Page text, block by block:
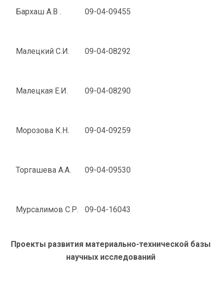
Бархаш А.В . 09-04-09455
Малецкий С.И. 09-04-08292
Малецкая Е.И. 09-04-08290
Морозова К.Н. 09-04-09259
Торгашева А.А. 09-04-09530
Мурсалимов С.Р. 09-04-16043
Проекты развития материально-технической базы
научных исследований